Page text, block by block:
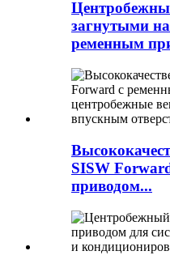
загнутыми
ременным
SISW
приводом...